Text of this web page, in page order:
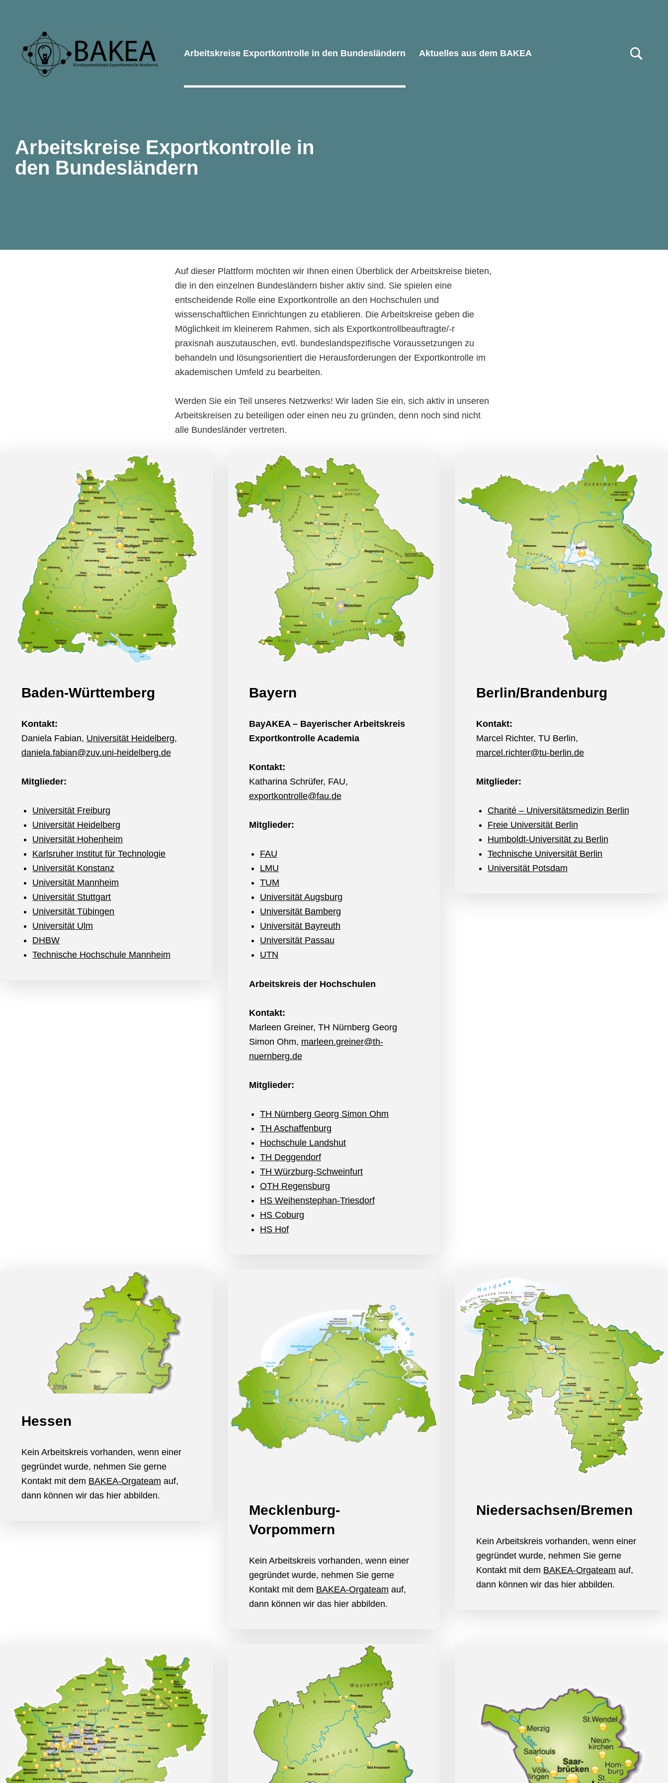
Arbeitskreise Exportkontrolle in den Bundesländern Aktuelles aus dem BAKEA
Arbeitskreise Exportkontrolle in
den Bundesländern
Auf dieser Plattform möchten wir Ihnen einen Überblick der Arbeitskreise bieten,
die in den einzelnen Bundesländern bisher aktiv sind. Sie spielen eine
entscheidende Rolle eine Exportkontrolle an den Hochschulen und
wissenschaftlichen Einrichtungen zu etablieren. Die Arbeitskreise geben die
Möglichkeit im kleinerem Rahmen, sich als Exportkontrollbeauftragte/-r
praxisnah auszutauschen, evtl. bundeslandspezifische Voraussetzungen zu
behandeln und lösungsorientiert die Herausforderungen der Exportkontrolle im
akademischen Umfeld zu bearbeiten.
Werden Sie ein Teil unseres Netzwerks! Wir laden Sie ein, sich aktiv in unseren
Arbeitskreisen zu beteiligen oder einen neu zu gründen, denn noch sind nicht
alle Bundesländer vertreten.
Baden-Württemberg
Kontakt:
Daniela Fabian, Universität Heidelberg,
daniela.fabian@zuv.uni-heidelberg.de
Mitglieder:
Universität Freiburg
Universität Heidelberg
Universität Hohenheim
Karlsruher Institut für Technologie
Universität Konstanz
Universität Mannheim
Universität Stuttgart
Universität Tübingen
Universität Ulm
DHBW
Technische Hochschule Mannheim
Bayern
BayAKEA – Bayerischer Arbeitskreis
Exportkontrolle Academia
Kontakt:
Katharina Schrüfer, FAU,
exportkontrolle@fau.de
Mitglieder:
FAU
LMU
TUM
Universität Augsburg
Universität Bamberg
Universität Bayreuth
Universität Passau
UTN
Arbeitskreis der Hochschulen
Kontakt:
Marleen Greiner, TH Nürnberg Georg
Simon Ohm, marleen.greiner@th-
nuernberg.de
Mitglieder:
TH Nürnberg Georg Simon Ohm
TH Aschaffenburg
Hochschule Landshut
TH Deggendorf
TH Würzburg-Schweinfurt
OTH Regensburg
HS Weihenstephan-Triesdorf
HS Coburg
HS Hof
Berlin/Brandenburg
Kontakt:
Marcel Richter, TU Berlin,
marcel.richter@tu-berlin.de
Mitglieder:
Charité – Universitätsmedizin Berlin
Freie Universität Berlin
Humboldt-Universität zu Berlin
Technische Universität Berlin
Universität Potsdam
Hessen
Kein Arbeitskreis vorhanden, wenn einer
gegründet wurde, nehmen Sie gerne
Kontakt mit dem BAKEA-Orgateam auf,
dann können wir das hier abbilden.
Mecklenburg-
Vorpommern
Kein Arbeitskreis vorhanden, wenn einer
gegründet wurde, nehmen Sie gerne
Kontakt mit dem BAKEA-Orgateam auf,
dann können wir das hier abbilden.
Niedersachsen/Bremen
Kein Arbeitskreis vorhanden, wenn einer
gegründet wurde, nehmen Sie gerne
Kontakt mit dem BAKEA-Orgateam auf,
dann können wir das hier abbilden.